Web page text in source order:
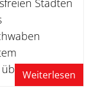
alltägliche…
Weiterlesen